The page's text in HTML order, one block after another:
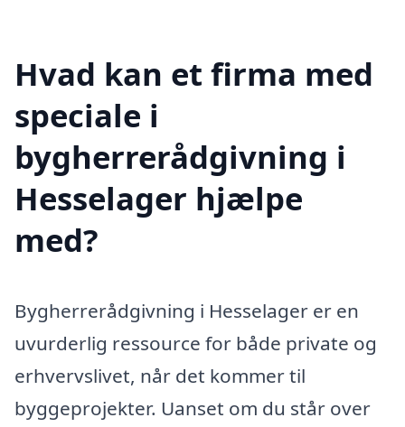
Hvad kan et firma med
speciale i
bygherrerådgivning i
Hesselager hjælpe
med?
Bygherrerådgivning i Hesselager er en
uvurderlig ressource for både private og
erhvervslivet, når det kommer til
byggeprojekter. Uanset om du står over